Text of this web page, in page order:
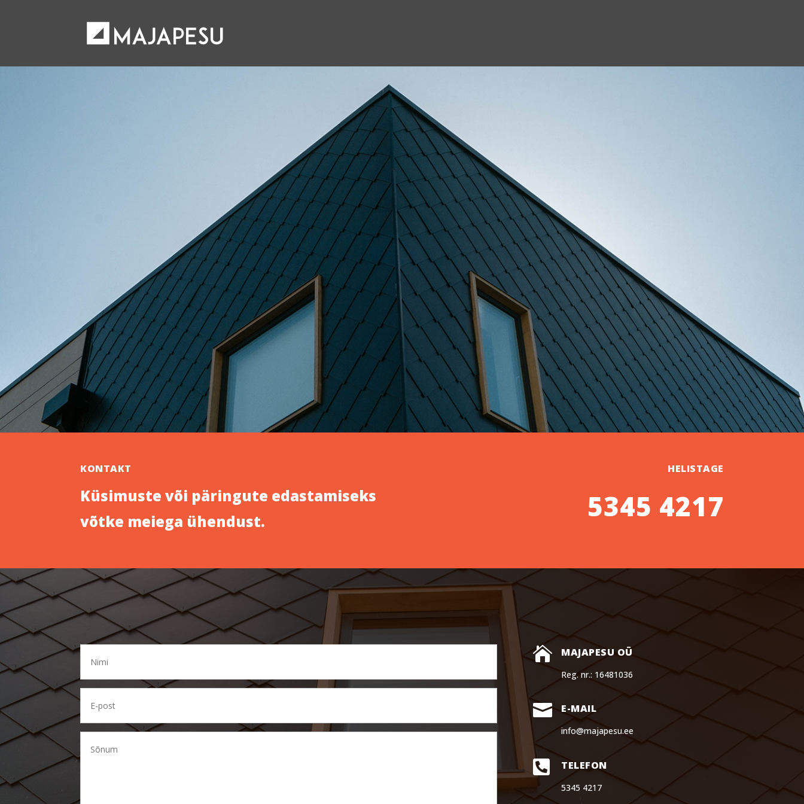
KONTAKT
Küsimuste või päringute edastamiseks
võtke meiega ühendust.
HELISTAGE
5345 4217
 MAJAPESU OÜ
Reg. nr.: 16481036
 E-MAIL
info@majapesu.ee
 TELEFON
5345 4217